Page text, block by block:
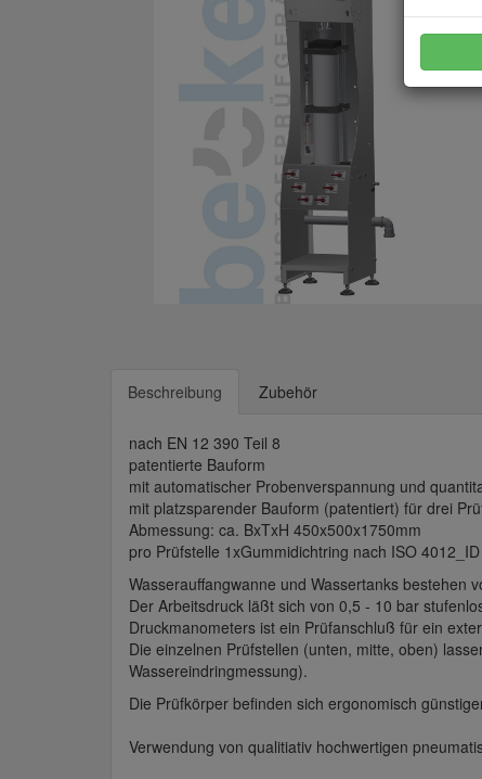
Beschreibung Zubehör
nach EN 12 390 Teil 8
patentierte Bauform
mit automatischer Probenverspannung und
mit platzsparender Bauform (patentiert) für drei
Abmessung: ca. BxTxH 450x500x1750mm
pro Prüfstelle 1xGummidichtring nach ISO
Wasserauffangwanne und Wassertanks bestehen
Der Arbeitsdruck läßt sich von 0,5 - 10 bar
Druckmanometers ist ein Prüfanschluß für ein
Die einzelnen Prüfstellen (unten, mitte, oben)
Wassereindringmessung).
Die Prüfkörper befinden sich ergonomisch
Verwendung von qualitiativ hochwertigen